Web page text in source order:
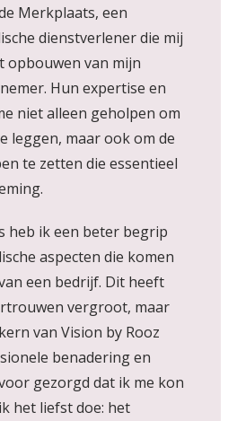
Merkplaats, een
dienstverlener die mij
opbouwen van mijn
Hun expertise en
niet alleen geholpen om
leggen, maar ook om de
te zetten die essentieel
heb ik een beter begrip
aspecten die komen
een bedrijf. Dit heeft
vergroot, maar
van Vision by Rooz
benadering en
gezorgd dat ik me kon
het liefst doe: het